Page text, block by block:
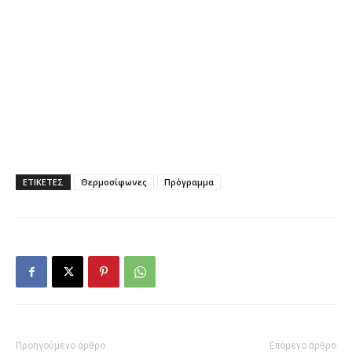
ΕΤΙΚΕΤΕΣ Θερμοσίφωνες Πρόγραμμα
Προηγούμενο άρθρο Επόμενο άρθρο